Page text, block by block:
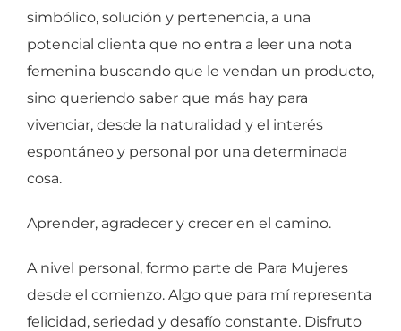
simbólico, solución y pertenencia, a una
potencial clienta que no entra a leer una nota
femenina buscando que le vendan un producto,
sino queriendo saber que más hay para
vivenciar, desde la naturalidad y el interés
espontáneo y personal por una determinada
cosa.
Aprender, agradecer y crecer en el camino.
A nivel personal, formo parte de Para Mujeres
desde el comienzo. Algo que para mí representa
felicidad, seriedad y desafío constante. Disfruto